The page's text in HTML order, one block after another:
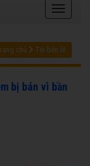
chủ Tin bên lề
bị bán vì bần